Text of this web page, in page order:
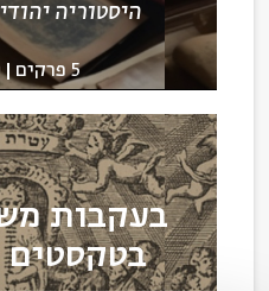
היסטוריה
5 פרקים
בעקבות